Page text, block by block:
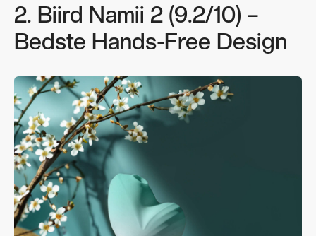
2. Biird Namii 2 (9.2/10) –
Bedste Hands-Free Design